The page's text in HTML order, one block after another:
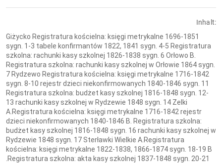
Inhalt:
Giżycko Registratura kościelna: księgi metrykalne 1696-1851
sygn. 1-3 tabele konfirmantów 1822, 1841 sygn. 4-5 Registratura
szkolna: rachunki kasy szkolnej 1826-1838 sygn. 6 Orłowo B.
Registratura szkolna: rachunki kasy szkolnej w Orłowie 1864 sygn.
7 Rydzewo Registratura kościelna: księgi metrykalne 1716-1842
sygn. 8-10 rejestr dzieci niekonfirmowanych 1840-1846 sygn. 11
Registratura szkolna: budżet kasy szkolnej 1816-1848 sygn. 12-
13 rachunki kasy szkolnej w Rydzewie 1848 sygn. 14 Zelki
A.Registratura kościelna: księgi metrykalne 1716-1842 rejestr
dzieci niekonfirmowanych 1840-1846 B. Registratura szkolna:
budżet kasy szkolnej 1816-1848 sygn. 16 rachunki kasy szkolnej w
Rydzewie 1848 sygn. 17 Sterławki Wielkie A.Registratura
kościelna: księgi metrykalne 1822-1838, 1866-1874 sygn. 18-19 B
.Registratura szkolna: akta kasy szkolnej 1837-1848 sygn. 20-21